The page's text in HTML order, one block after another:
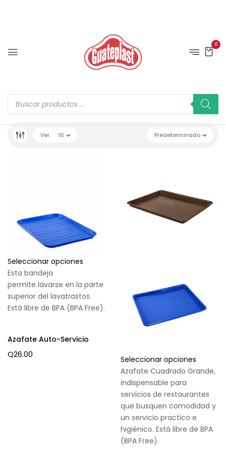
0
Predeterminado
Ver 16
Seleccionar opciones
Esta bandeja
permite lavarse en la parte
superior del lavatrastos.
Está libre de BPA (BPA Free).
Azafate Auto-Servicio
Q26.00
Seleccionar opciones
Azafate Cuadrado Grande,
indispensable para
servicios de restaurantes
que busquen comodidad y
un servicio practico e
higiénico. Está libre de BPA
(BPA Free).